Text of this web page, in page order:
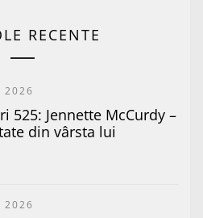
RECENTE
2026
525: Jennette McCurdy –
din vârsta lui
2026